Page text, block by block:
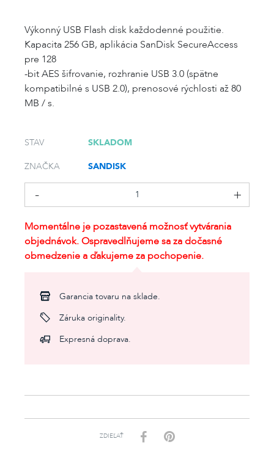
Výkonný USB Flash disk každodenné použitie.
Kapacita 256 GB, aplikácia SanDisk SecureAccess
pre 128
-bit AES šifrovanie, rozhranie USB 3.0 (spätne
kompatibilné s USB 2.0), prenosové rýchlosti až 80
MB / s.
STAV SKLADOM
ZNAČKA SANDISK
Momentálne je pozastavená možnosť vytvárania
objednávok. Ospravedlňujeme sa za dočasné
obmedzenie a ďakujeme za pochopenie.
Garancia tovaru na sklade.
Záruka originality.
Expresná doprava.
ZDIEĽAŤ